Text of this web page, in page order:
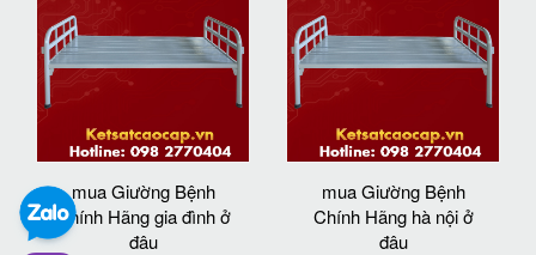
mua Giường Bệnh
Chính Hãng gia đình ở
đâu
mua Giường Bệnh
Chính Hãng hà nội ở
đâu